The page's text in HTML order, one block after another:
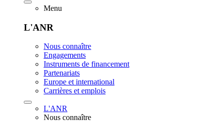
Menu
L'ANR
Nous connaître
Engagements
Instruments de financement
Partenariats
Europe et international
Carrières et emplois
L'ANR
Nous connaître